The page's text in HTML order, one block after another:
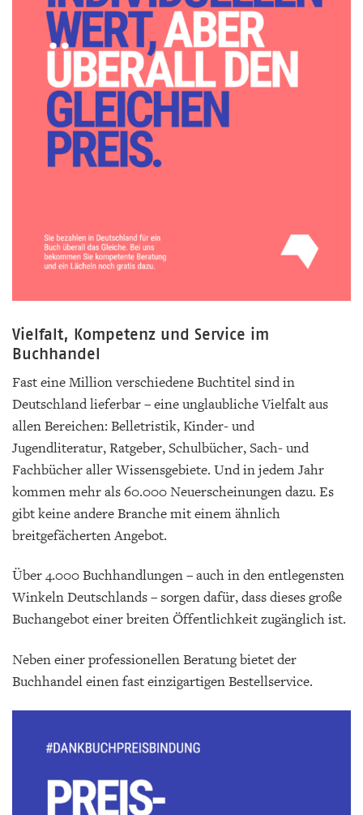
Vielfalt, Kompetenz und Service im
Buchhandel
Fast eine Million verschiedene Buchtitel sind in
Deutschland lieferbar – eine unglaubliche Vielfalt aus
allen Bereichen: Belletristik, Kinder- und
Jugendliteratur, Ratgeber, Schulbücher, Sach- und
Fachbücher aller Wissensgebiete. Und in jedem Jahr
kommen mehr als 60.000 Neuerscheinungen dazu. Es
gibt keine andere Branche mit einem ähnlich
breitgefächerten Angebot.
Über 4.000 Buchhandlungen – auch in den entlegensten
Winkeln Deutschlands – sorgen dafür, dass dieses große
Buchangebot einer breiten Öffentlichkeit zugänglich ist.
Neben einer professionellen Beratung bietet der
Buchhandel einen fast einzigartigen Bestellservice.